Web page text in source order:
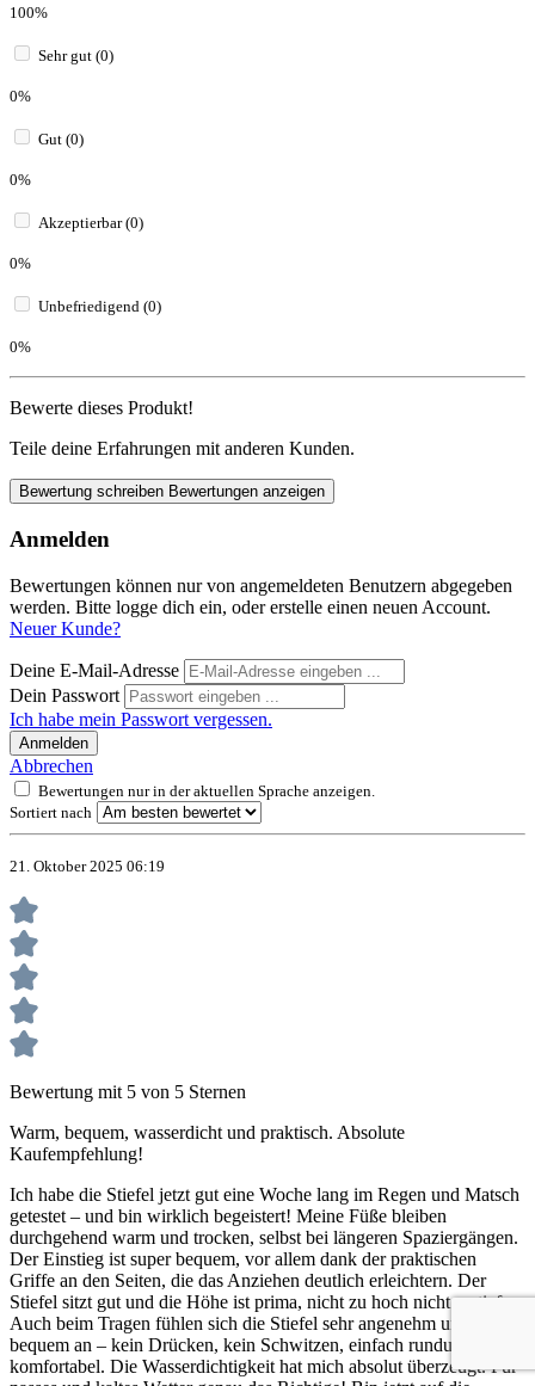
100%
Sehr gut (0)
0%
Gut (0)
0%
Akzeptierbar (0)
0%
Unbefriedigend (0)
0%
Bewerte dieses Produkt!
Teile deine Erfahrungen mit anderen Kunden.
Bewertung schreiben Bewertungen anzeigen
Anmelden
Bewertungen können nur von angemeldeten Benutzern abgegeben
werden. Bitte logge dich ein, oder erstelle einen neuen Account.
Neuer Kunde?
Deine E-Mail-Adresse
Dein Passwort
Ich habe mein Passwort vergessen.
Anmelden
Abbrechen
Bewertungen nur in der aktuellen Sprache anzeigen.
Sortiert nach
21. Oktober 2025 06:19
Bewertung mit 5 von 5 Sternen
Warm, bequem, wasserdicht und praktisch. Absolute
Kaufempfehlung!
Ich habe die Stiefel jetzt gut eine Woche lang im Regen und Matsch
getestet – und bin wirklich begeistert! Meine Füße bleiben
durchgehend warm und trocken, selbst bei längeren Spaziergängen.
Der Einstieg ist super bequem, vor allem dank der praktischen
Griffe an den Seiten, die das Anziehen deutlich erleichtern. Der
Stiefel sitzt gut und die Höhe ist prima, nicht zu hoch nicht zu tief.
Auch beim Tragen fühlen sich die Stiefel sehr angenehm und
bequem an – kein Drücken, kein Schwitzen, einfach rundum
komfortabel. Die Wasserdichtigkeit hat mich absolut überzeugt. Für